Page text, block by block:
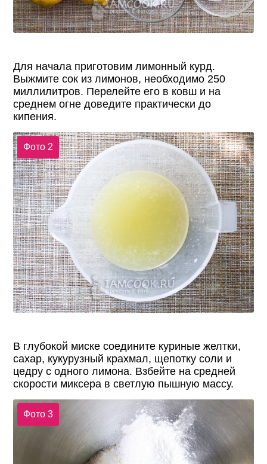
Для начала приготовим лимонный курд.
Выжмите сок из лимонов, необходимо 250
миллилитров. Перелейте его в ковш и на
среднем огне доведите практически до
кипения.
Фото 2
В глубокой миске соедините куриные желтки,
сахар, кукурузный крахмал, щепотку соли и
цедру с одного лимона. Взбейте на средней
скорости миксера в светлую пышную массу.
Фото 3